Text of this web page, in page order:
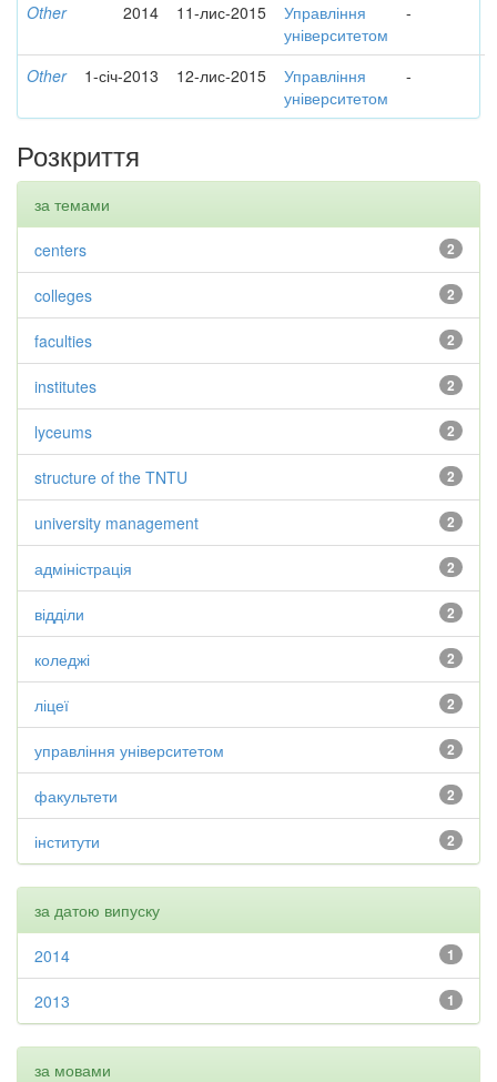
Other 2014 11-лис-2015
Управління
університетом
-
Other 1-січ-2013 12-лис-2015
Управління
університетом
-
Розкриття
за темами
2
centers
2
colleges
2
faculties
2
institutes
2
lyceums
2
structure of the TNTU
2
university management
2
адміністрація
2
відділи
2
коледжі
2
ліцеї
2
управління університетом
2
факультети
2
інститути
за датою випуску
1
2014
1
2013
за мовами